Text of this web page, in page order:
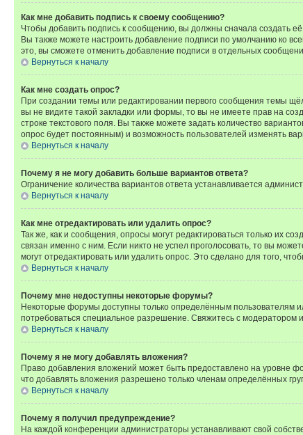
Как мне добавить подпись к своему сообщению?
Чтобы добавить подпись к сообщению, вы должны сначала создать
Вы также можете настроить добавление подписи по умолчанию ко
это, вы сможете отменить добавление подписи в отдельных
Вернуться к началу
Как мне создать опрос?
При создании темы или редактировании первого сообщения темы
вы не видите такой закладки или формы, то вы не имеете прав на
строке текстового поля. Вы также можете задать количество
опрос будет постоянным) и возможность пользователей изменять
Вернуться к началу
Почему я не могу добавить больше вариантов ответа?
Ограничение количества вариантов ответа устанавливается
Вернуться к началу
Как мне отредактировать или удалить опрос?
Так же, как и сообщения, опросы могут редактироваться только их
связан именно с ним. Если никто не успел проголосовать, то вы
могут отредактировать или удалить опрос. Это сделано для того,
Вернуться к началу
Почему мне недоступны некоторые форумы?
Некоторые форумы доступны только определённым пользователям
потребоваться специальное разрешение. Свяжитесь с
Вернуться к началу
Почему я не могу добавлять вложения?
Право добавления вложений может быть предоставлено на уровне
что добавлять вложения разрешено только членам определённых
Вернуться к началу
Почему я получил предупреждение?
На каждой конференции администраторы устанавливают свой